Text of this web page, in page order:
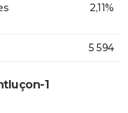
2,11%
5 594
1